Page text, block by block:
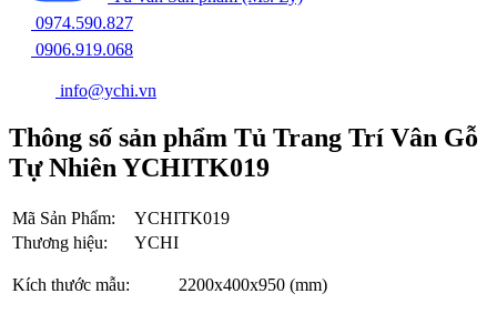
0974.590.827
0906.919.068
info@ychi.vn
Thông số sản phẩm Tủ Trang Trí Vân Gỗ
Tự Nhiên YCHITK019
Mã Sản Phẩm:
YCHITK019
Thương hiệu:
YCHI
Kích thước mẫu: 2200x400x950 (mm)